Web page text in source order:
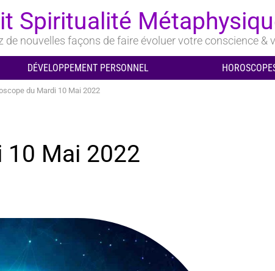
Spiritualité
de nouvelles façons de faire évoluer votre conscience &
DÉVELOPPEMENT PERSONNEL
du Mardi 10 Mai 2022
10 Mai 2022